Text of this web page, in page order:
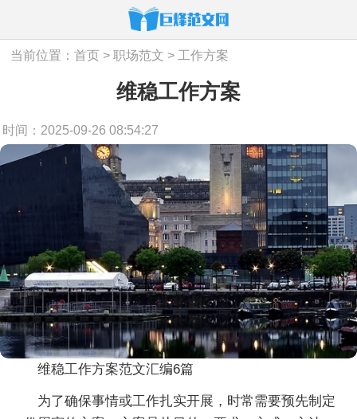
当前位置：首页 >职场范文 > 工作方案
维稳工作方案
时间：2025-09-26 08:54:27
维稳工作方案范文汇编6篇
为了确保事情或工作扎实开展，时常需要预先制定